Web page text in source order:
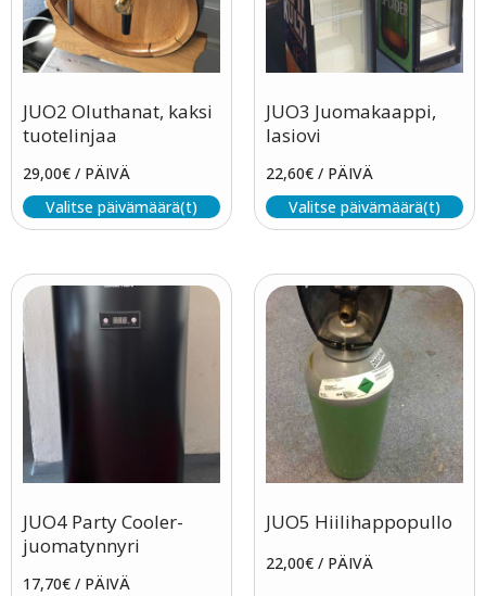
JUO2 Oluthanat, kaksi
tuotelinjaa
29,00€ / PÄIVÄ
Valitse päivämäärä(t)
JUO3 Juomakaappi,
lasiovi
22,60€ / PÄIVÄ
Valitse päivämäärä(t)
JUO4 Party Cooler-
juomatynnyri
17,70€ / PÄIVÄ
JUO5 Hiilihappopullo
22,00€ / PÄIVÄ